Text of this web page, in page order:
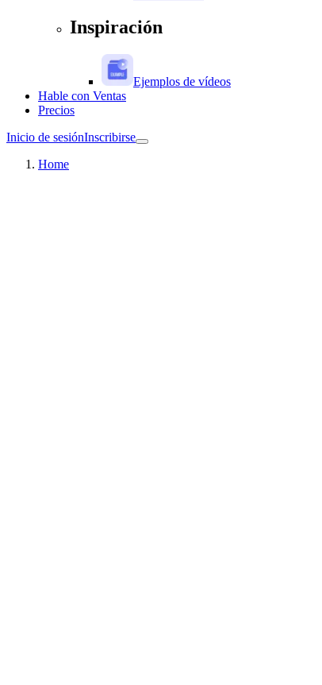
Inspiración
Ejemplos de vídeos
Hable con Ventas
Precios
Inicio de sesiónInscribirse
Home